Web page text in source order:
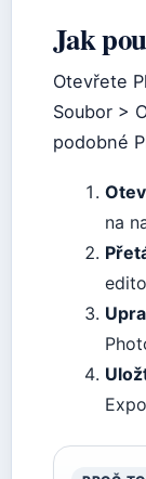
Jak
Otevřete
Soubor >
podobné
na